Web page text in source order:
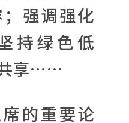
强调强化
持绿色低
共享……
的重要论